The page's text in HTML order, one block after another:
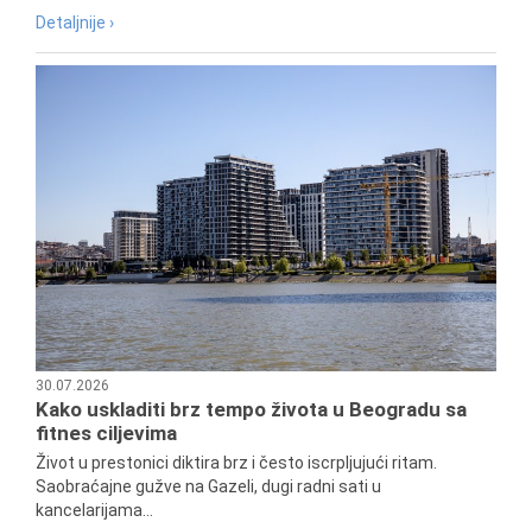
Detaljnije ›
30.07.2026
Kako uskladiti brz tempo života u Beogradu sa
fitnes ciljevima
Život u prestonici diktira brz i često iscrpljujući ritam.
Saobraćajne gužve na Gazeli, dugi radni sati u
kancelarijama...